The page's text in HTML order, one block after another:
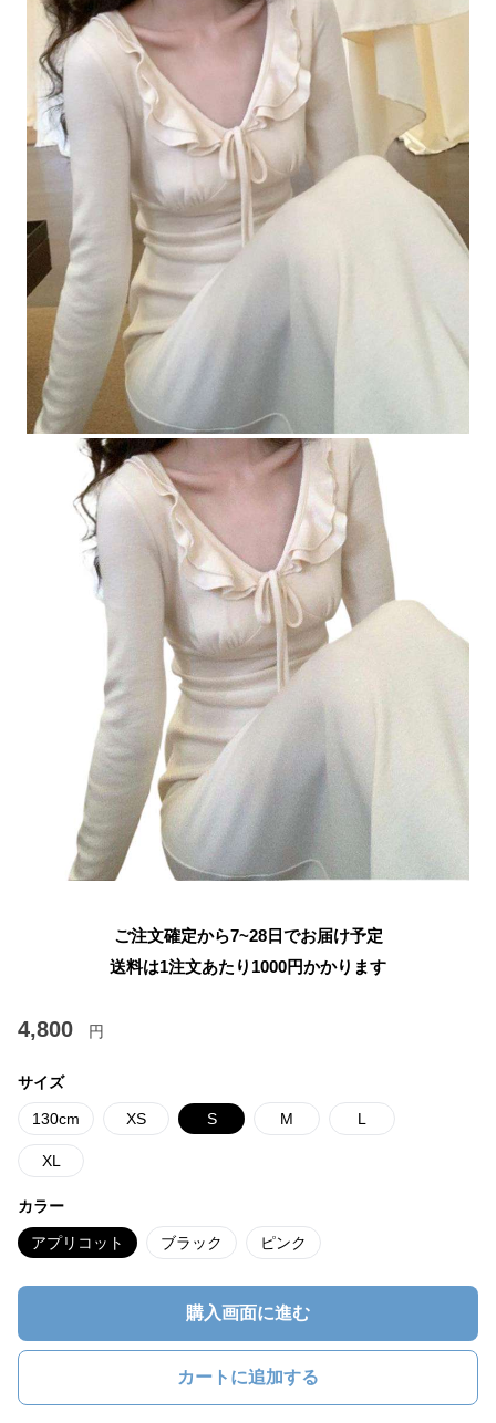
ご注文確定から7~28日でお届け予定
送料は1注文あたり 1000円かかります
4,800 円
サイズ
130cm XS S M L
XL
カラー
アプリコット ブラック ピンク
購入画面に進む
カートに追加する